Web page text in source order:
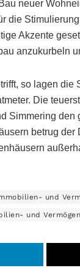
neuer
die
Akzente
anzukurbeln
so lagen die
Die
Simmering
betrug
und
und